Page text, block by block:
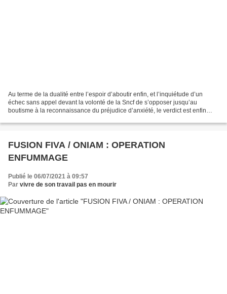
Au terme de la dualité entre l’espoir d’aboutir enfin, et l’inquiétude d’un
échec sans appel devant la volonté de la Sncf de s’opposer jusqu’au
boutisme à la reconnaissance du préjudice d’anxiété, le verdict est enfin
FUSION FIVA / ONIAM : OPERATION
ENFUMMAGE
Publié le 06/07/2021 à 09:57
Par vivre de son travail pas en mourir